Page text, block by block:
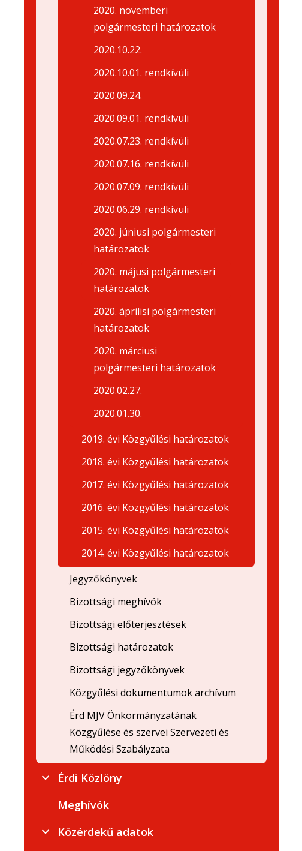
2020. novemberi
polgármesteri határozatok
2020.10.22.
2020.10.01. rendkívüli
2020.09.24.
2020.09.01. rendkívüli
2020.07.23. rendkívüli
2020.07.16. rendkívüli
2020.07.09. rendkívüli
2020.06.29. rendkívüli
2020. júniusi polgármesteri
határozatok
2020. májusi polgármesteri
határozatok
2020. áprilisi polgármesteri
határozatok
2020. márciusi
polgármesteri határozatok
2020.02.27.
2020.01.30.
2019. évi Közgyűlési határozatok
2018. évi Közgyűlési határozatok
2017. évi Közgyűlési határozatok
2016. évi Közgyűlési határozatok
2015. évi Közgyűlési határozatok
2014. évi Közgyűlési határozatok
Jegyzőkönyvek
Bizottsági meghívók
Bizottsági előterjesztések
Bizottsági határozatok
Bizottsági jegyzőkönyvek
Közgyűlési dokumentumok archívum
Érd MJV Önkormányzatának
Közgyűlése és szervei Szervezeti és
Működési Szabályzata
Érdi Közlöny
Meghívók
Közérdekű adatok